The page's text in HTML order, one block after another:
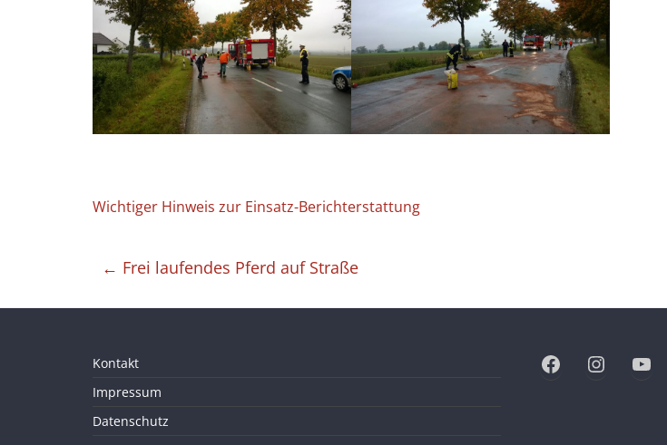
Wichtiger Hinweis zur Einsatz-Berichterstattung
← Frei laufendes Pferd auf Straße
Kontakt
Impressum
Datenschutz
Facebook Instagram YouTube